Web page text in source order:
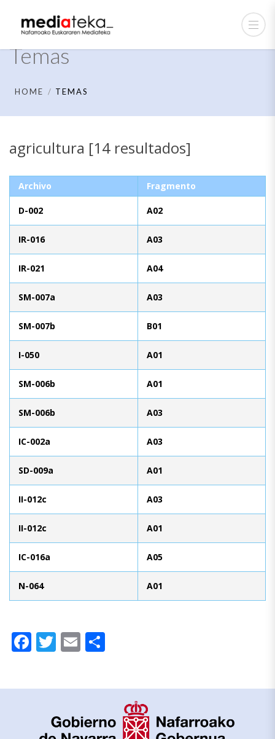
Temas
HOME TEMAS
agricultura [14 resultados]
Archivo Fragmento
D-002 A02
IR-016 A03
IR-021 A04
SM-007a A03
SM-007b B01
I-050 A01
SM-006b A01
SM-006b A03
IC-002a A03
SD-009a A01
II-012c A03
II-012c A01
IC-016a A05
N-064 A01
Facebook
Twitter
Email